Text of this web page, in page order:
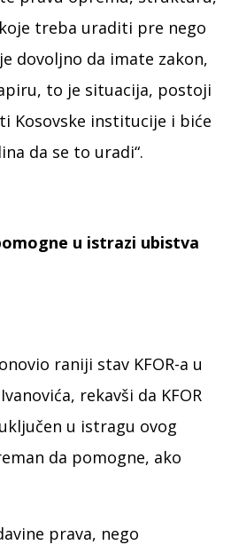
treba uraditi pre nego
dovoljno da imate zakon,
to je situacija, postoji
Kosovske institucije i biće
da se to uradi“.
u istrazi ubistva
raniji stav KFOR-a u
rekavši da KFOR
u istragu ovog
da pomogne, ako
prava, nego